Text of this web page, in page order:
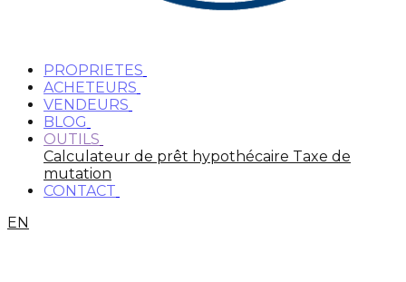
PROPRIETES
ACHETEURS
VENDEURS
BLOG
OUTILS
Calculateur de prêt hypothécaire Taxe de
mutation
CONTACT
EN